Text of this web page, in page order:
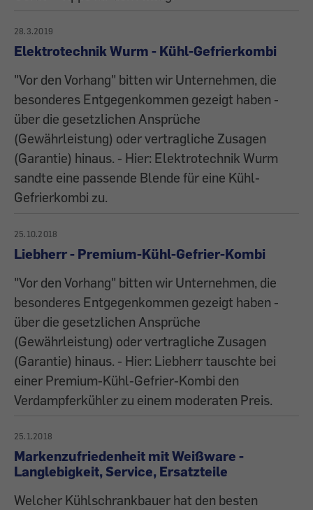
28.3.2019
Elektrotechnik Wurm - Kühl-Gefrierkombi
"Vor den Vorhang" bitten wir Unternehmen, die
besonderes Entgegenkommen gezeigt haben -
über die gesetzlichen Ansprüche
(Gewährleistung) oder vertragliche Zusagen
(Garantie) hinaus. - Hier: Elektrotechnik Wurm
sandte eine passende Blende für eine Kühl-
Gefrierkombi zu.
25.10.2018
Liebherr - Premium-Kühl-Gefrier-Kombi
"Vor den Vorhang" bitten wir Unternehmen, die
besonderes Entgegenkommen gezeigt haben -
über die gesetzlichen Ansprüche
(Gewährleistung) oder vertragliche Zusagen
(Garantie) hinaus. - Hier: Liebherr tauschte bei
einer Premium-Kühl-Gefrier-Kombi den
Verdampferkühler zu einem moderaten Preis.
25.1.2018
Markenzufriedenheit mit Weißware -
Langlebigkeit, Service, Ersatzteile
Welcher Kühlschrankbauer hat den besten